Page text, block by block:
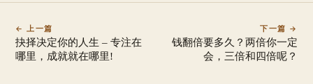
← 上一篇
抉择决定你的人生 – 专注在
哪里，成就就在哪里!
下一篇 →
钱翻倍要多久？两倍你一定
会，三倍和四倍呢？